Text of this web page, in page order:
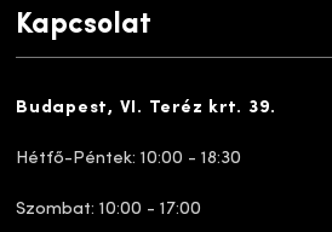
Kapcsolat
Budapest, VI. Teréz krt. 39.
Hétfő-Péntek: 10:00 - 18:30
Szombat: 10:00 - 17:00